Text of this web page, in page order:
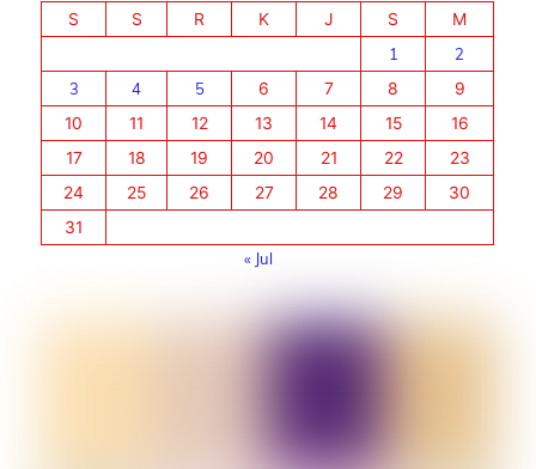
S
S R K J S
M
1
2
3
4 5 6 7 8
9
10
11 12 13 14 15
16
17
18 19 20 21 22
23
24
25 26 27 28 29
30
31
« Jul